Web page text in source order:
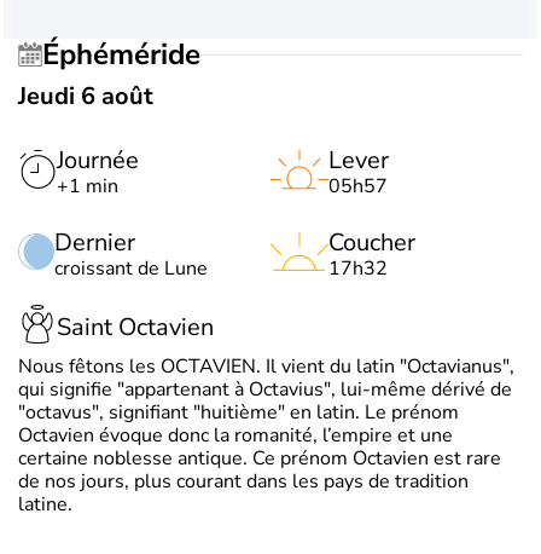
Éphéméride
Jeudi 6 août
Journée
+1 min
Dernier
croissant de Lune
Lever
05h57
Coucher
17h32
Saint Octavien
Nous fêtons les OCTAVIEN. Il vient du latin "Octavianus",
qui signifie "appartenant à Octavius", lui-même dérivé de
"octavus", signifiant "huitième" en latin. Le prénom
Octavien évoque donc la romanité, l’empire et une
certaine noblesse antique. Ce prénom Octavien est rare
de nos jours, plus courant dans les pays de tradition
latine.